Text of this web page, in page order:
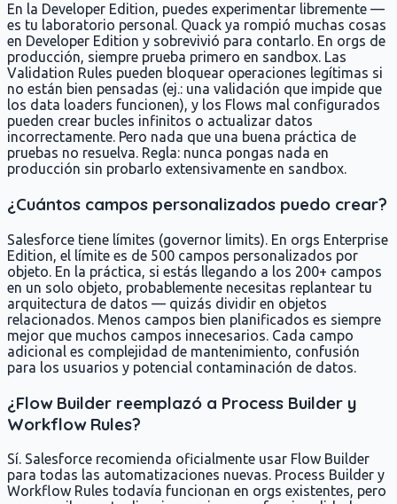
En la Developer Edition, puedes experimentar libremente —
es tu laboratorio personal. Quack ya rompió muchas cosas
en Developer Edition y sobrevivió para contarlo. En orgs de
producción, siempre prueba primero en sandbox. Las
Validation Rules pueden bloquear operaciones legítimas si
no están bien pensadas (ej.: una validación que impide que
los data loaders funcionen), y los Flows mal configurados
pueden crear bucles infinitos o actualizar datos
incorrectamente. Pero nada que una buena práctica de
pruebas no resuelva. Regla: nunca pongas nada en
producción sin probarlo extensivamente en sandbox.
¿Cuántos campos personalizados puedo crear?
Salesforce tiene límites (governor limits). En orgs Enterprise
Edition, el límite es de 500 campos personalizados por
objeto. En la práctica, si estás llegando a los 200+ campos
en un solo objeto, probablemente necesitas replantear tu
arquitectura de datos — quizás dividir en objetos
relacionados. Menos campos bien planificados es siempre
mejor que muchos campos innecesarios. Cada campo
adicional es complejidad de mantenimiento, confusión
para los usuarios y potencial contaminación de datos.
¿Flow Builder reemplazó a Process Builder y
Workflow Rules?
Sí. Salesforce recomienda oficialmente usar Flow Builder
para todas las automatizaciones nuevas. Process Builder y
Workflow Rules todavía funcionan en orgs existentes, pero